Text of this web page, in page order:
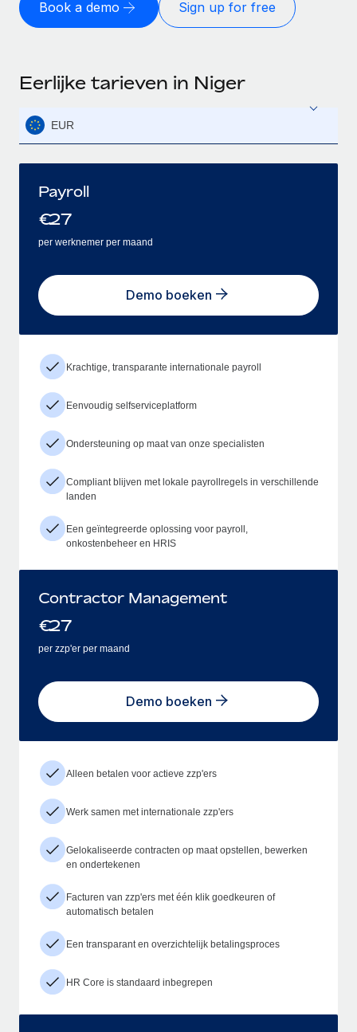
Book a demo Sign up for free
Eerlijke tarieven in Niger
EUR
Payroll
€27
per werknemer per maand
Demo boeken
Krachtige, transparante internationale payroll
Eenvoudig selfserviceplatform
Ondersteuning op maat van onze specialisten
Compliant blijven met lokale payrollregels in verschillende
landen
Een geïntegreerde oplossing voor payroll,
onkostenbeheer en HRIS
Contractor Management
€27
per zzp'er per maand
Demo boeken
Alleen betalen voor actieve zzp'ers
Werk samen met internationale zzp'ers
Gelokaliseerde contracten op maat opstellen, bewerken
en ondertekenen
Facturen van zzp'ers met één klik goedkeuren of
automatisch betalen
Een transparant en overzichtelijk betalingsproces
HR Core is standaard inbegrepen